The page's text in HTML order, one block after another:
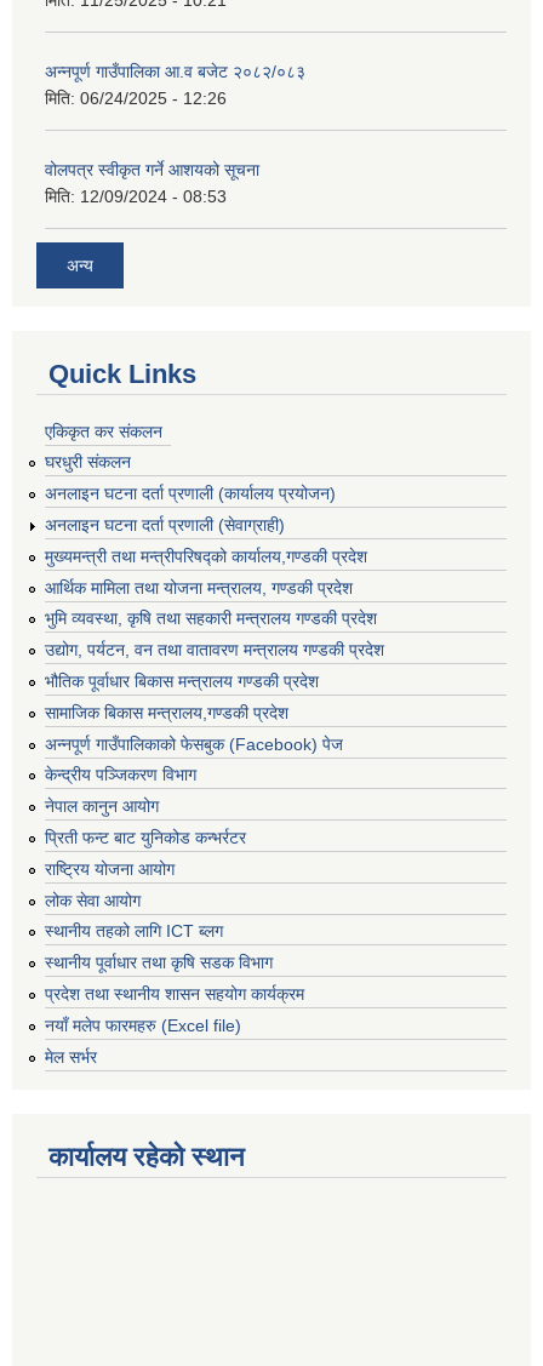
अन्नपूर्ण गाउँपालिका आ.व बजेट २०८२/०८३
मिति: 06/24/2025 - 12:26
वोलपत्र स्वीकृत गर्ने आशयको सूचना
मिति: 12/09/2024 - 08:53
अन्य
Quick Links
एकिकृत कर संकलन
घरधुरी संकलन
अनलाइन घटना दर्ता प्रणाली (कार्यालय प्रयोजन)
अनलाइन घटना दर्ता प्रणाली (सेवाग्राही)
मुख्यमन्त्री तथा मन्त्रीपरिषद्को कार्यालय,गण्डकी प्रदेश
आर्थिक मामिला तथा योजना मन्त्रालय, गण्डकी प्रदेश
भुमि व्यवस्था, कृषि तथा सहकारी मन्त्रालय गण्डकी प्रदेश
उद्योग, पर्यटन, वन तथा वातावरण मन्त्रालय गण्डकी प्रदेश
भौतिक पूर्वाधार बिकास मन्त्रालय गण्डकी प्रदेश
सामाजिक बिकास मन्त्रालय,गण्डकी प्रदेश
अन्नपूर्ण गाउँपालिकाको फेसबुक (Facebook) पेज
केन्द्रीय पञ्जिकरण विभाग
नेपाल कानुन आयोग
प्रिती फन्ट बाट युनिकोड कन्भर्रटर
राष्ट्रिय योजना आयोग
लोक सेवा आयोग
स्थानीय तहको लागि ICT ब्लग
स्थानीय पूर्वाधार तथा कृषि सडक विभाग
प्रदेश तथा स्थानीय शासन सहयोग कार्यक्रम
नयाँ मलेप फारमहरु (Excel file)
मेल सर्भर
कार्यालय रहेको स्थान